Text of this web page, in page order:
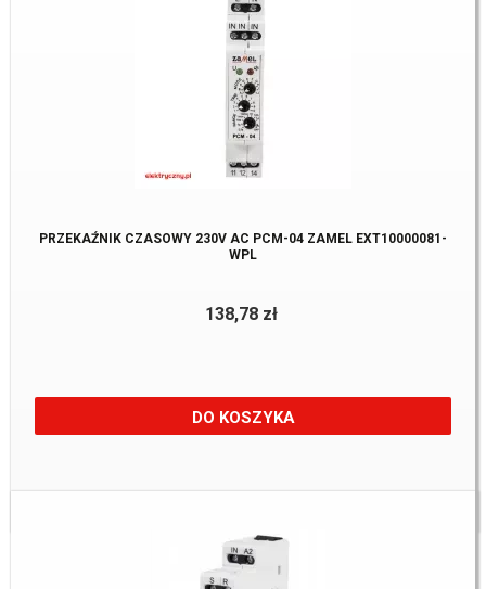
PRZEKAŹNIK CZASOWY 230V AC PCM-04 ZAMEL EXT10000081-
WPL
138,78 zł
DO KOSZYKA
Dostępne:2 Szt.